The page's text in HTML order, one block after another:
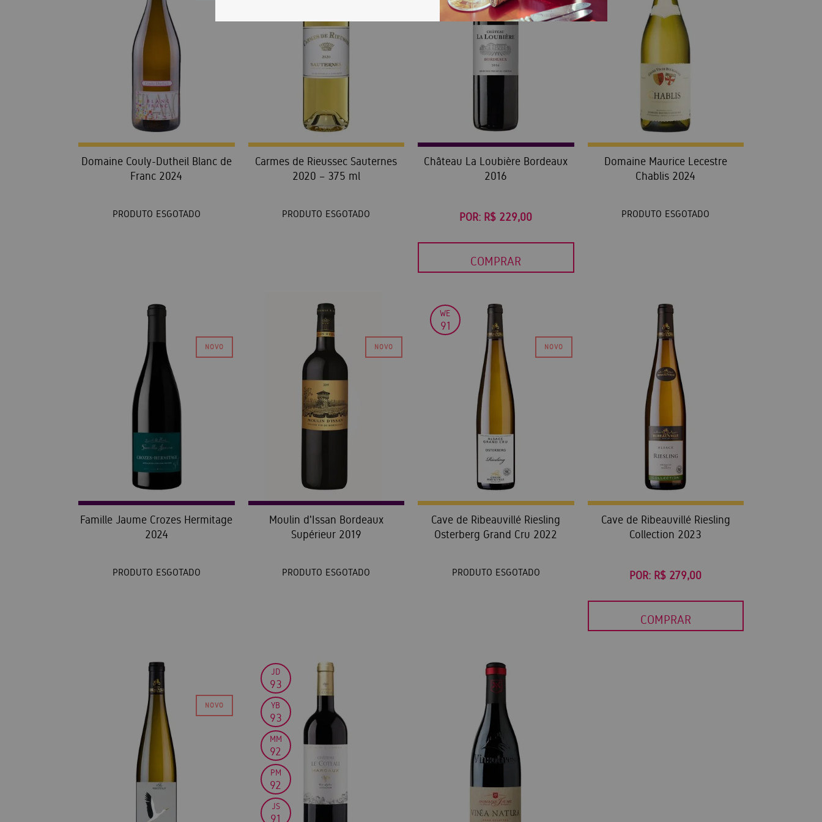
Domaine Couly-Dutheil Blanc de
Franc 2024
PRODUTO ESGOTADO
Carmes de Rieussec Sauternes
2020 – 375 ml
PRODUTO ESGOTADO
Château La Loubière Bordeaux
2016
POR: R$ 229,00
COMPRAR
Domaine Maurice Lecestre
Chablis 2024
PRODUTO ESGOTADO
Famille Jaume Crozes Hermitage
2024
PRODUTO ESGOTADO
Moulin d'Issan Bordeaux
Supérieur 2019
PRODUTO ESGOTADO
WE
91
Cave de Ribeauvillé Riesling
Osterberg Grand Cru 2022
PRODUTO ESGOTADO
Cave de Ribeauvillé Riesling
Collection 2023
POR: R$ 279,00
COMPRAR
JD
93
YB
93
MM
92
PM
92
JS
91